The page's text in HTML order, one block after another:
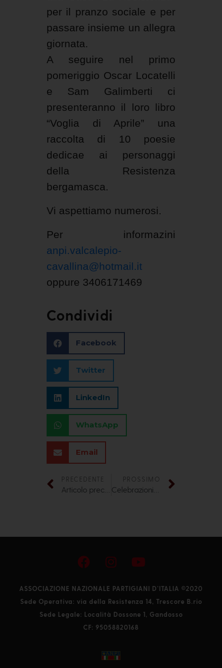
per il pranzo sociale e per
passare insieme un allegra
giornata.
A seguire nel primo
pomeriggio Oscar Locatelli
e Sam Galimberti ci
presenteranno il loro libro
“Voglia di Aprile” una
raccolta di 10 poesie
dedicae ai personaggi
della Resistenza
bergamasca.
Vi aspettiamo numerosi.
Per informazini
anpi.valcalepio-
cavallina@hotmail.it
oppure 3406171469
Condividi
Facebook
Twitter
LinkedIn
WhatsApp
Email
PRECEDENTE PROSSIMO
ASSOCIAZIONE NAZIONALE PARTIGIANI D’ITALIA ©2020
Sede Operativa: via della Resistenza 14, Trescore B.rio
Sede Legale: Località Dossone 1, Gandosso
CF: 95058820168